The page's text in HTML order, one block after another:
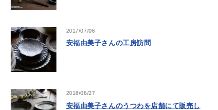
2017/07/06
安福由美子さんの工房訪問
2018/06/27
安福由美子さんのうつわを店舗にて販売し